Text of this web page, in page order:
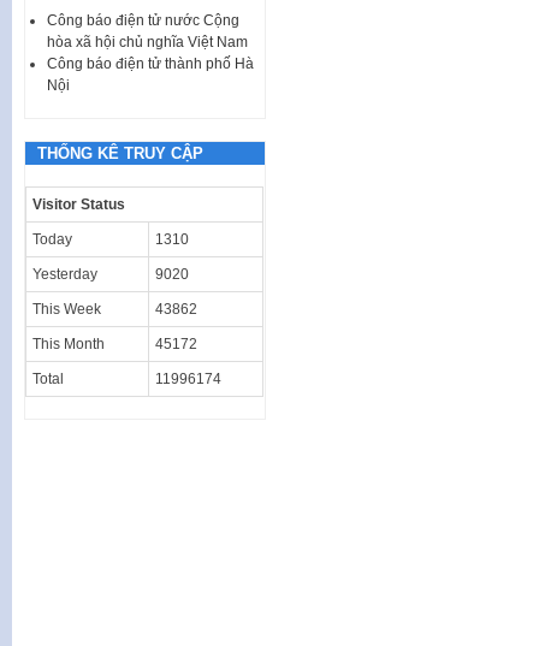
Công báo điện tử nước Cộng
hòa xã hội chủ nghĩa Việt Nam
Công báo điện tử thành phố Hà
Nội
THỐNG KÊ TRUY CẬP
Visitor Status
Today 1310
Yesterday 9020
This Week 43862
This Month 45172
Total 11996174